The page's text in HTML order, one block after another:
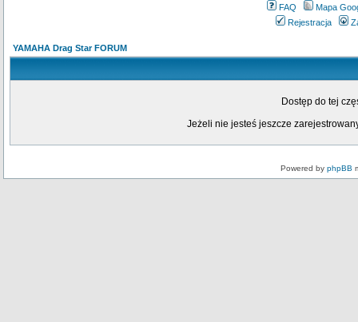
FAQ
Mapa
Rejestracja
YAMAHA Drag Star FORUM
Dostęp do tej
Jeżeli nie jesteś jeszcze
Powered by phpBB